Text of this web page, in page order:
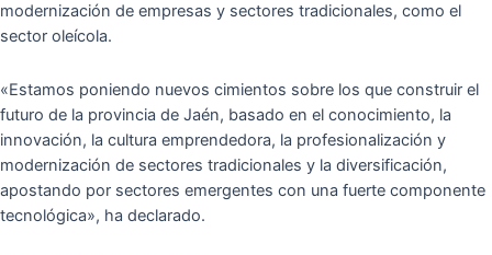
modernización de empresas y sectores tradicionales, como el
sector oleícola.
«Estamos poniendo nuevos cimientos sobre los que construir el
futuro de la provincia de Jaén, basado en el conocimiento, la
innovación, la cultura emprendedora, la profesionalización y
modernización de sectores tradicionales y la diversificación,
apostando por sectores emergentes con una fuerte componente
tecnológica», ha declarado.